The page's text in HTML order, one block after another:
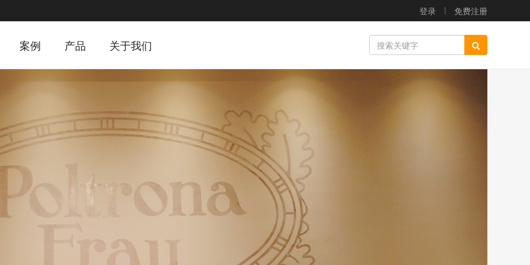
登录 免费注册
案例 产品 关于我们